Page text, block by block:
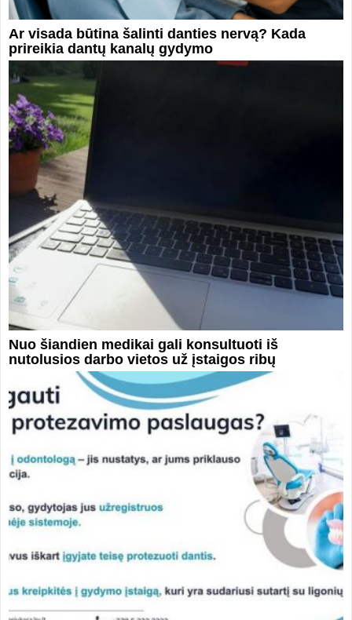
Ar visada būtina šalinti danties nervą? Kada
prireikia dantų kanalų gydymo
Nuo šiandien medikai gali konsultuoti iš
nutolusios darbo vietos už įstaigos ribų